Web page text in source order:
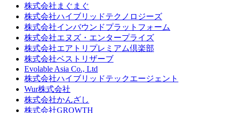
株式会社まぐまぐ
株式会社ハイブリッドテクノロジーズ
株式会社インバウンドプラットフォーム
株式会社エヌズ・エンタープライズ
株式会社エアトリプレミアム倶楽部
株式会社ベストリザーブ
Evolable Asia Co., Ltd
株式会社ハイブリッドテックエージェント
Wur株式会社
株式会社かんざし
株式会社GROWTH